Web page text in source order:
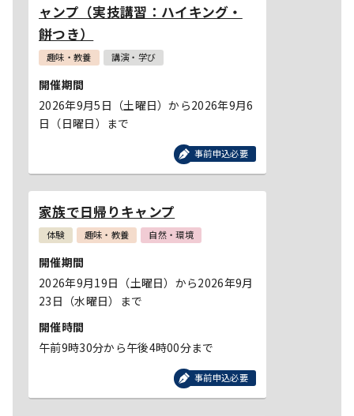
ャンプ（実技講習：ハイキング・
餅つき）
趣味・教養 講演・学び
開催期間
2026年9月5日（土曜日）から2026年9月6
日（日曜日）まで
事前申込必要
家族で日帰りキャンプ
体験 趣味・教養 自然・環境
開催期間
2026年9月19日（土曜日）から2026年9月
23日（水曜日）まで
開催時間
午前9時30分から午後4時00分まで
事前申込必要